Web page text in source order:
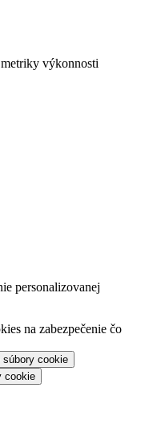
výkonnosti
personalizovanej
na zabezpečenie čo
cookie
cookie